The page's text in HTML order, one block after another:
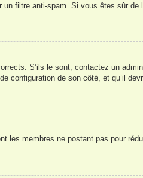
filtre anti-spam. Si vous êtes sûr de
S’ils le sont, contactez un
configuration de son côté, et qu’il
les membres ne postant pas pour